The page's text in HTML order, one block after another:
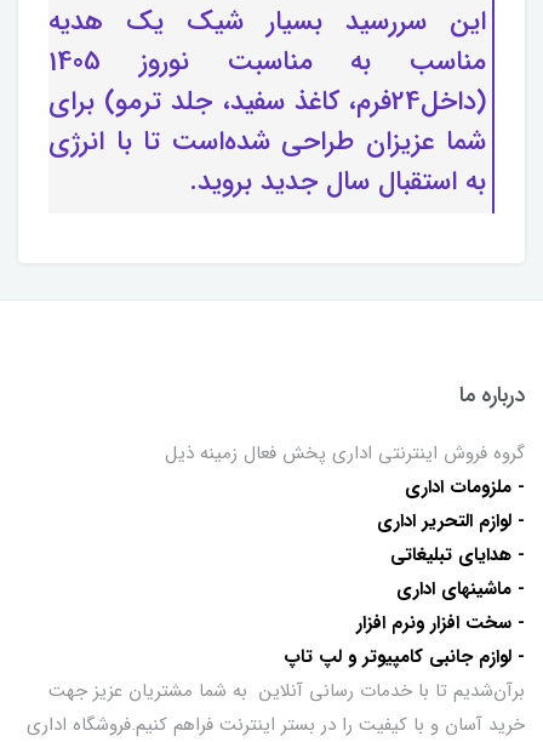
این سررسید بسیار شیک یک هدیه
مناسب به مناسبت نوروز 1405
(داخل24فرم، کاغذ سفید، جلد ترمو) برای
شما عزیزان طراحی شده‌است تا با انرژی
به استقبال سال جدید بروید.
درباره ما
گروه فروش اینترنتی اداری پخش فعال زمینه ذیل
- ملزومات اداری
- لوازم التحریر اداری
- هدایای تبلیغاتی
- ماشینهای اداری
- سخت افزار ونرم افزار
- لوازم جانبی کامپیوتر و لپ تاپ
برآن‌شدیم تا با خدمات رسانی آنلاین به شما مشتریان عزیز جهت
خرید آسان و با کیفیت را در بستر اینترنت فراهم کنیم.فروشگاه اداری